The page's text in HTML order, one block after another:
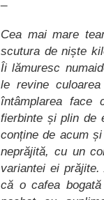
Cea mai mare
scutura de niște
Îi lămuresc
le revine
întâmplarea face
fierbinte și plin de
conține de acum
neprăjită, cu un
variantei ei
că o cafea